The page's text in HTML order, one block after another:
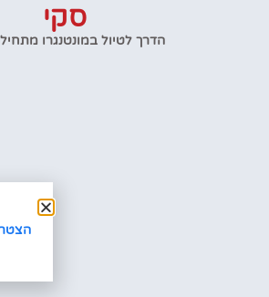
סקי
הדרך לטיול במונטנגרו